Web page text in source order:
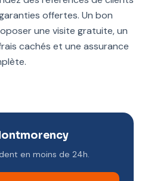
offertes. Un bon
une visite gratuite, un
cachés et une assurance
en moins de 24h.